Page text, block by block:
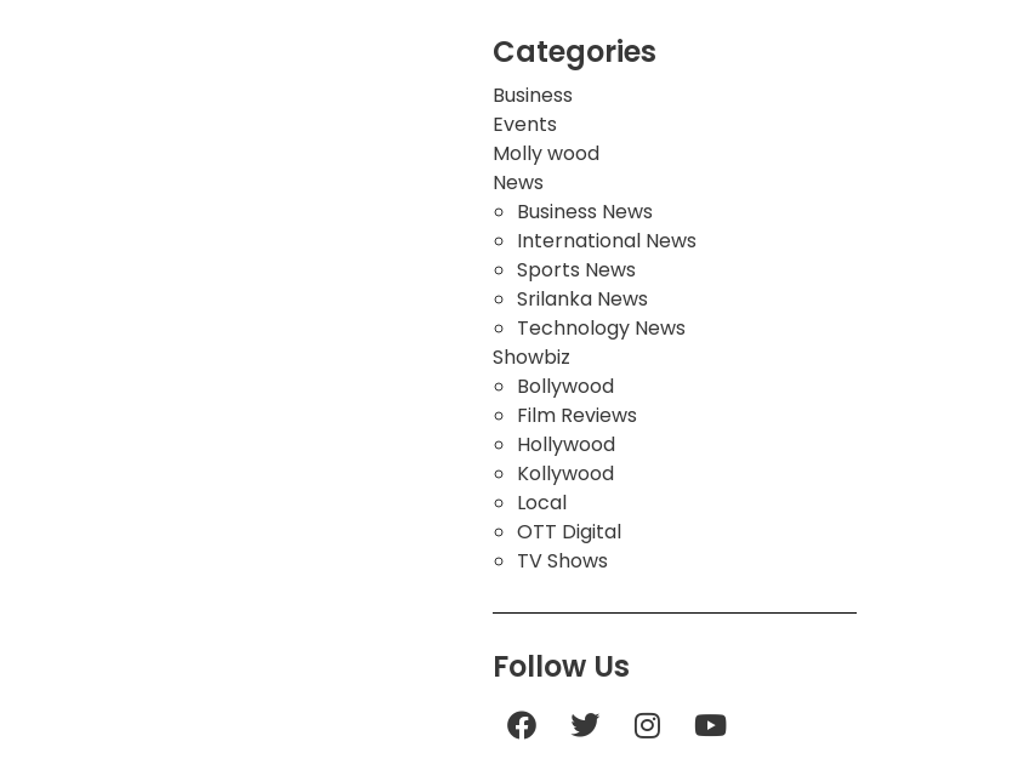
Categories
Business
Events
Molly wood
News
Business News
International News
Sports News
Srilanka News
Technology News
Showbiz
Bollywood
Film Reviews
Hollywood
Kollywood
Local
OTT Digital
TV Shows
Follow Us